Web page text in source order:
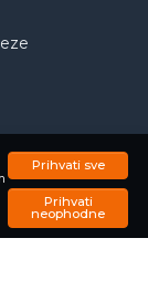
Prihvati sve
Prihvati
neophodne